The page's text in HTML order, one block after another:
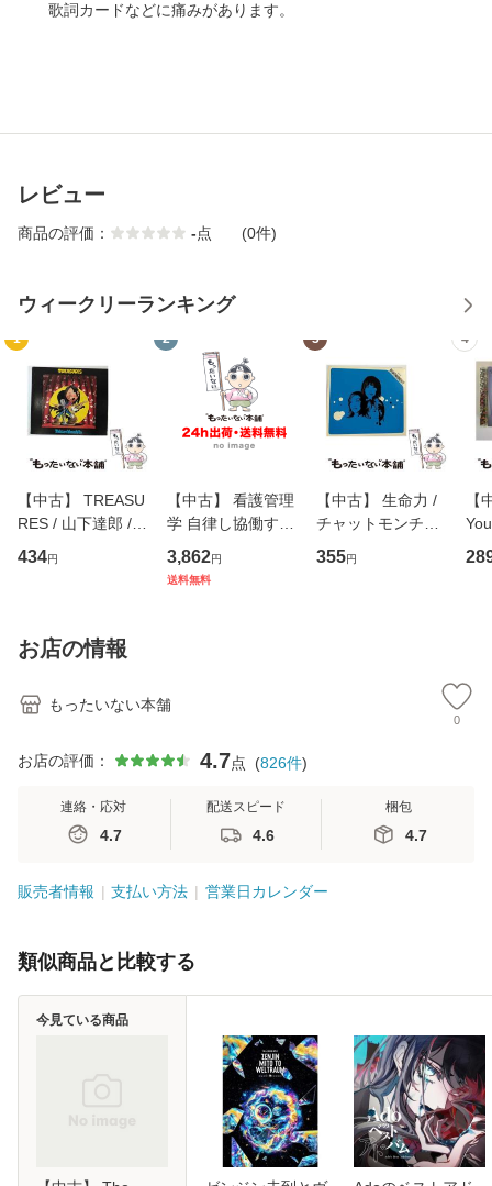
歌詞カードなどに痛みがあります。
レビュー
商品の評価： -点 (0件)
ウィークリーランキング
1
【中古】 TREASU
RES / 山下達郎 /
イーストウエス
ト・ジャパン [CD]
434円
2
【中古】 看護管理
学 自律し協働する
専門職の看護マネ
ジメントスキル 改
3,862円
送料無料
3
【中古】 生命力 /
チャットモンチー /
キューンレコード
[CD]【メール便送
355円
4
【
のが
お店の情報
もったいない本舗
0
お店の評価： 4.7点 (826件)
連絡・応対
4.7
配送スピード
4.6
梱包
4.7
販売者情報 支払い方法 営業日カレンダー
類似商品と比較する
今見ている商品